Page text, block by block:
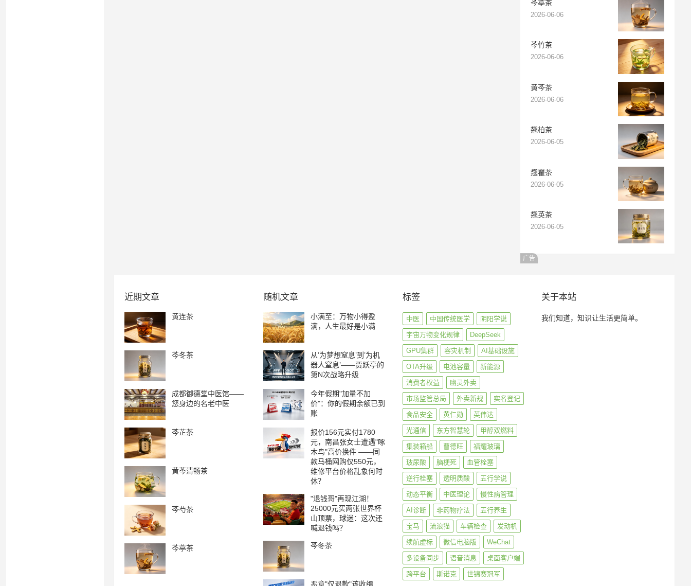
芩葶茶
2026-06-06
芩竹茶
2026-06-06
黄芩茶
2026-06-06
翘柏茶
2026-06-05
翘瞿茶
2026-06-05
翘英茶
2026-06-05
广告
近期文章
黄连茶
芩冬茶
成都御德堂中医馆——
您身边的名老中医
芩芷茶
黄芩清畅茶
芩芍茶
芩葶茶
随机文章
小满至：万物小得盈
满，人生最好是小满
从’为梦想窒息’到’为机
器人窒息’——贾跃亭的
第N次战略升级
今年假期"加量不加
价"：你的假期余额已到
账
报价156元实付1780
元，南昌张女士遭遇"啄
木鸟"高价换件 ——同
款马桶网购仅550元，
维修平台价格乱象何时
休？
"退钱哥"再现江湖！
25000元买两张世界杯
山顶票，球迷：这次还
喊退钱吗？
芩冬茶
恶意"仅退款"该收缰
标签
中医 中国传统医学 阴阳学说
宇宙万物变化规律 DeepSeek
GPU集群 容灾机制 AI基础设施
OTA升级 电池容量 新能源
消费者权益 幽灵外卖
市场监管总局 外卖新规 实名登记
食品安全 黄仁勋 英伟达
光通信 东方智慧轮 甲醇双燃料
集装箱船 曹德旺 福耀玻璃
玻尿酸 脑梗死 血管栓塞
逆行栓塞 透明质酸 五行学说
动态平衡 中医理论 慢性病管理
AI诊断 非药物疗法 五行养生
宝马 流浪猫 车辆检查 发动机
续航虚标 微信电脑版 WeChat
多设备同步 语音消息 桌面客户端
跨平台 斯诺克 世锦赛冠军
关于本站
我们知道，知识让生活更简单。